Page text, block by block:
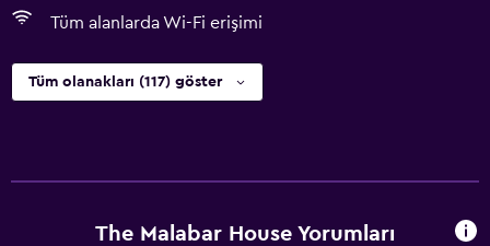
Tüm alanlarda Wi-Fi erişimi
Tüm olanakları (117) göster
The Malabar House Yorumları